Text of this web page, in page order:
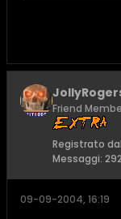
Friend
Registrato
Messaggi:
09-09-2004, 16:19